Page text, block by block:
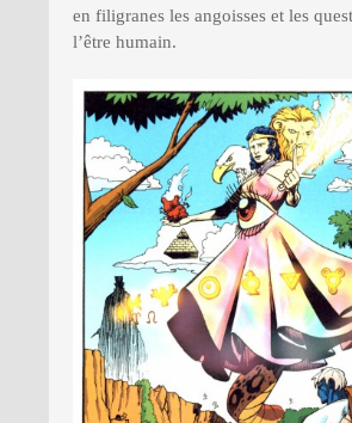
en filigranes les angoisses et les
l’être humain.